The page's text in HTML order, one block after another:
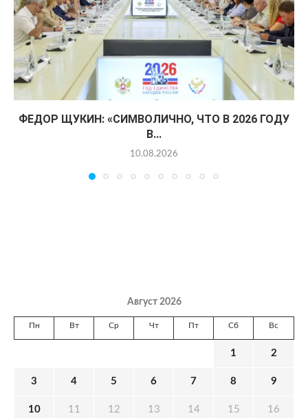
ФЕДОР ЩУКИН: «СИМВОЛИЧНО, ЧТО В 2026 ГОДУ
В...
10.08.2026
Август 2026
Пн Вт Ср Чт Пт Сб Вс
1 2
3 4 5 6 7 8 9
10 11 12 13 14 15 16